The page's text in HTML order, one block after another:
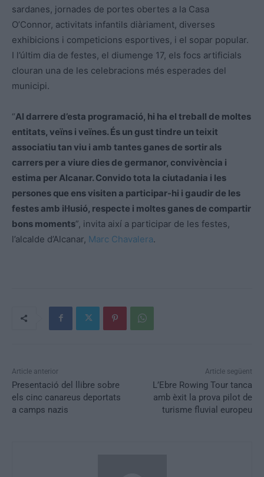
sardanes, jornades de portes obertes a la Casa
O’Connor, activitats infantils diàriament, diverses
exhibicions i competicions esportives, i el sopar popular.
I l’últim dia de festes, el diumenge 17, els focs artificials
clouran una de les celebracions més esperades del
municipi.
“Al darrere d’esta programació, hi ha el treball de moltes
entitats, veïns i veïnes. És un gust tindre un teixit
associatiu tan viu i amb tantes ganes de sortir als
carrers per a viure dies de germanor, convivència i
estima per Alcanar. Convido tota la ciutadania i les
persones que ens visiten a participar-hi i gaudir de les
festes amb il·lusió, respecte i moltes ganes de compartir
bons moments”, invita així a participar de les festes,
l’alcalde d’Alcanar, Marc Chavalera.
Article anterior
Presentació del llibre sobre
els cinc canareus deportats
a camps nazis
Article següent
L’Ebre Rowing Tour tanca
amb èxit la prova pilot de
turisme fluvial europeu